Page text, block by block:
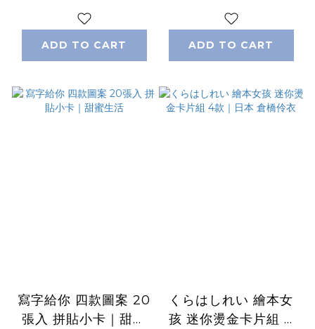
ADD TO CART ADD TO CART
寫字給你 四款圖案 20
張入 拼貼小卡｜甜蜜
くらはしれい 繪本女
孩 迷你燙金卡片組 4